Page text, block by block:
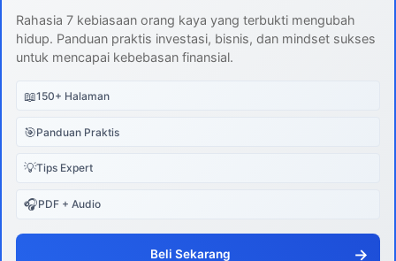
Rahasia 7 kebiasaan orang kaya yang terbukti mengubah
hidup. Panduan praktis investasi, bisnis, dan mindset sukses
untuk mencapai kebebasan finansial.
📖150+ Halaman
🎯Panduan Praktis
💡Tips Expert
🎧PDF + Audio
Beli Sekarang →